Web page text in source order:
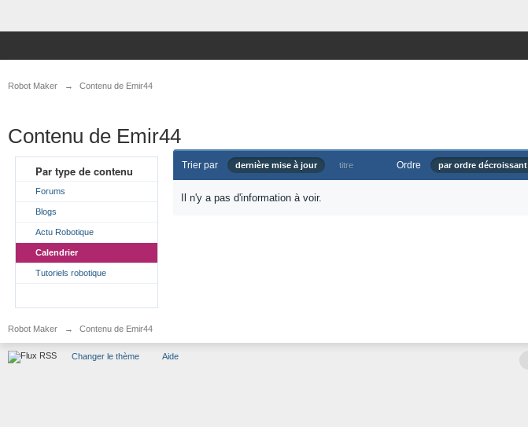
Robot Maker → Contenu de Emir44
Contenu de Emir44
Par type de contenu
Forums
Blogs
Actu Robotique
Calendrier
Tutoriels robotique
Trier par dernière mise à jour titre Ordre par ordre décroissant
Il n'y a pas d'information à voir.
Robot Maker → Contenu de Emir44
Changer le thème Aide